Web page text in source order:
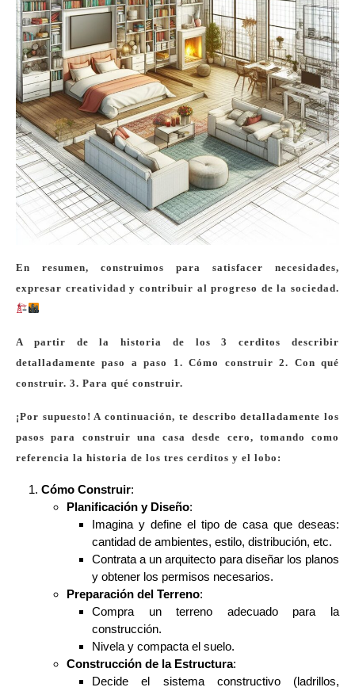
En resumen, construimos para satisfacer necesidades,
expresar creatividad y contribuir al progreso de la sociedad.
A partir de la historia de los 3 cerditos describir
detalladamente paso a paso 1. Cómo construir 2. Con qué
construir. 3. Para qué construir.
¡Por supuesto! A continuación, te describo detalladamente los
pasos para construir una casa desde cero, tomando como
referencia la historia de los tres cerditos y el lobo:
Cómo Construir:
Planificación y Diseño:
Imagina y define el tipo de casa que deseas:
cantidad de ambientes, estilo, distribución, etc.
Contrata a un arquitecto para diseñar los planos
y obtener los permisos necesarios.
Preparación del Terreno:
Compra un terreno adecuado para la
construcción.
Nivela y compacta el suelo.
Construcción de la Estructura:
Decide el sistema constructivo (ladrillos,